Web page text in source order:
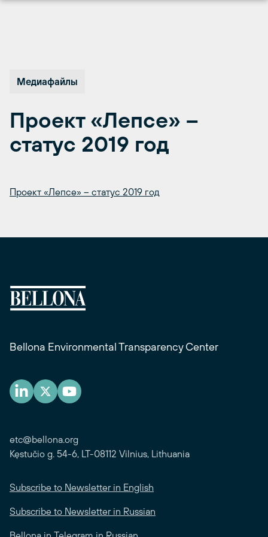
Медиафайлы
Проект «Лепсе» –
статус 2019 год
Проект «Лепсе» – статус 2019 год
Bellona Environmental Transparency Center
etc@bellona.org
Kęstučio g. 54-6, LT-08112 Vilnius, Lithuania
Subscribe to Newsletter in English
Subscribe to Newsletter in Russian